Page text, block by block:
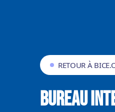
RETOUR À
Bureau